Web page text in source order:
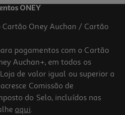
ONEY
Oney Auchan / Cartão
pagamentos com o Cartão
Auchan+, em todos os
de valor igual ou superior a
Comissão de
do Selo, incluídos nas
aqui.